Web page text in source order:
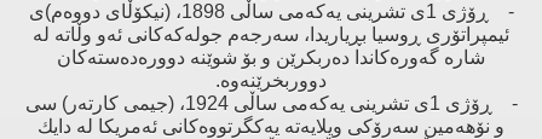
- ڕۆژی 1ی تشرینی یەكەمی ساڵی 1898، (نیكۆڵای دووەم)ی
ئیمپراتۆری ڕوسیا بڕیاریدا، سەرجەم جولەكەكانی ئەو وڵاتە لە
شارە گەورەكاندا دەربكرێن ‌و بۆ شوێنە دوورەدەستەكان
دووربخرێنەوە.
- ڕۆژی 1ی تشرینی یەكەمی ساڵی 1924، (جیمی كارتەر) سی
‌و نۆهەمین سەرۆكی ویلایەتە یەكگرتووەكانی ئەمریكا لە دایك